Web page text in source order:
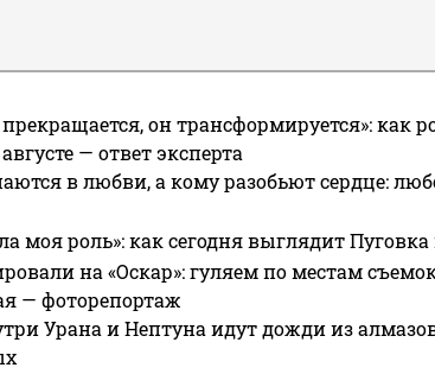
он трансформируется»: как
— ответ эксперта
в любви, а кому разобьют сердце:
моя роль»: как сегодня выглядит
на «Оскар»: гуляем по местам
— фоторепортаж
Урана и Нептуна идут дожди из